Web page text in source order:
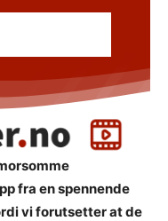
fra en spennende
vi forutsetter at de